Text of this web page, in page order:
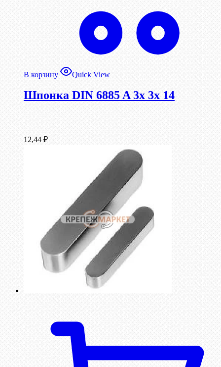
В корзину Quick View
Шпонка DIN 6885 A 3x 3x 14
12,44 ₽